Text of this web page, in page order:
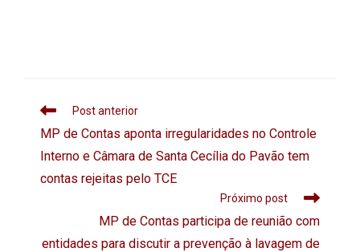
Post anterior
MP de Contas aponta irregularidades no Controle
Interno e Câmara de Santa Cecília do Pavão tem
contas rejeitas pelo TCE
Próximo post
MP de Contas participa de reunião com
entidades para discutir a prevenção à lavagem de